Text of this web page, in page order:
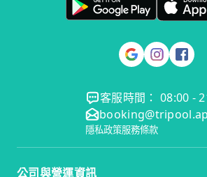
客服時間： 08:00 -
隱私政策服務條款
公司與營運資訊